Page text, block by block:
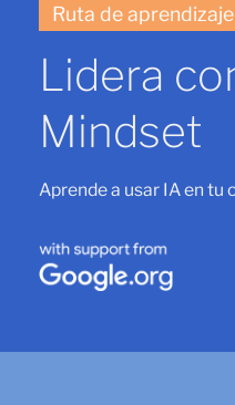
Ruta de aprendizaje
Lidera
Mindset
Aprende a usar IA en tu